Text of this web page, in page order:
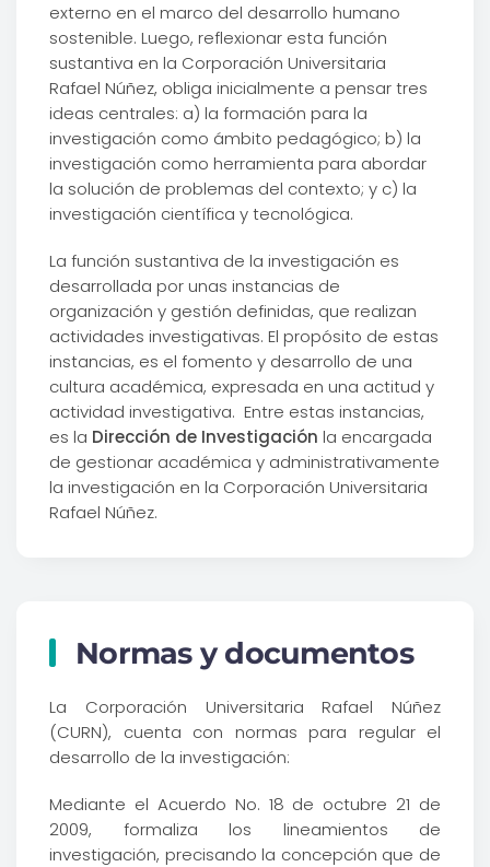
externo en el marco del desarrollo humano
sostenible. Luego, reflexionar esta función
sustantiva en la Corporación Universitaria
Rafael Núñez, obliga inicialmente a pensar tres
ideas centrales: a) la formación para la
investigación como ámbito pedagógico; b) la
investigación como herramienta para abordar
la solución de problemas del contexto; y c) la
investigación científica y tecnológica.
La función sustantiva de la investigación es
desarrollada por unas instancias de
organización y gestión definidas, que realizan
actividades investigativas. El propósito de estas
instancias, es el fomento y desarrollo de una
cultura académica, expresada en una actitud y
actividad investigativa. Entre estas instancias,
es la Dirección de Investigación la encargada
de gestionar académica y administrativamente
la investigación en la Corporación Universitaria
Rafael Núñez.
Normas y documentos
La Corporación Universitaria Rafael Núñez
(CURN), cuenta con normas para regular el
desarrollo de la investigación:
Mediante el Acuerdo No. 18 de octubre 21 de
2009, formaliza los lineamientos de
investigación, precisando la concepción que de